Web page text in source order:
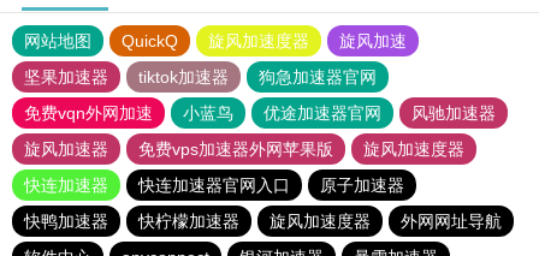
网站地图 QuickQ 旋风加速度器
旋风加速
坚果加速器
tiktok加速器
狗急加速器官网
免费vqn外网加速
小蓝鸟 优途加速器官网
风驰加速器
旋风加速器
免费vps加速器外网苹果版
旋风加速度器
快连加速器
快连加速器官网入口
原子加速器
快鸭加速器
快柠檬加速器 旋风加速度器
外网网址导航